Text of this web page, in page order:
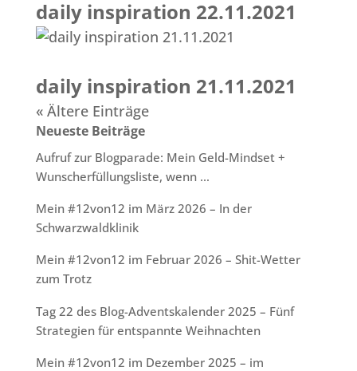
daily inspiration 22.11.2021
daily inspiration 21.11.2021
« Ältere Einträge
Neueste Beiträge
Aufruf zur Blogparade: Mein Geld-Mindset +
Wunscherfüllungsliste, wenn …
Mein #12von12 im März 2026 – In der
Schwarzwaldklinik
Mein #12von12 im Februar 2026 – Shit-Wetter
zum Trotz
Tag 22 des Blog-Adventskalender 2025 – Fünf
Strategien für entspannte Weihnachten
Mein #12von12 im Dezember 2025 – im